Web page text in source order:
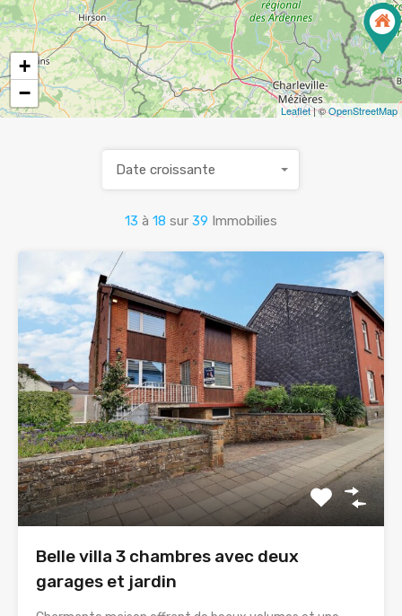
+
−
Leaflet| ©OpenStreetMap
13 à 18 sur 39 Immobilies
Date croissante
Belle villa 3 chambres avec deux
garages et jardin